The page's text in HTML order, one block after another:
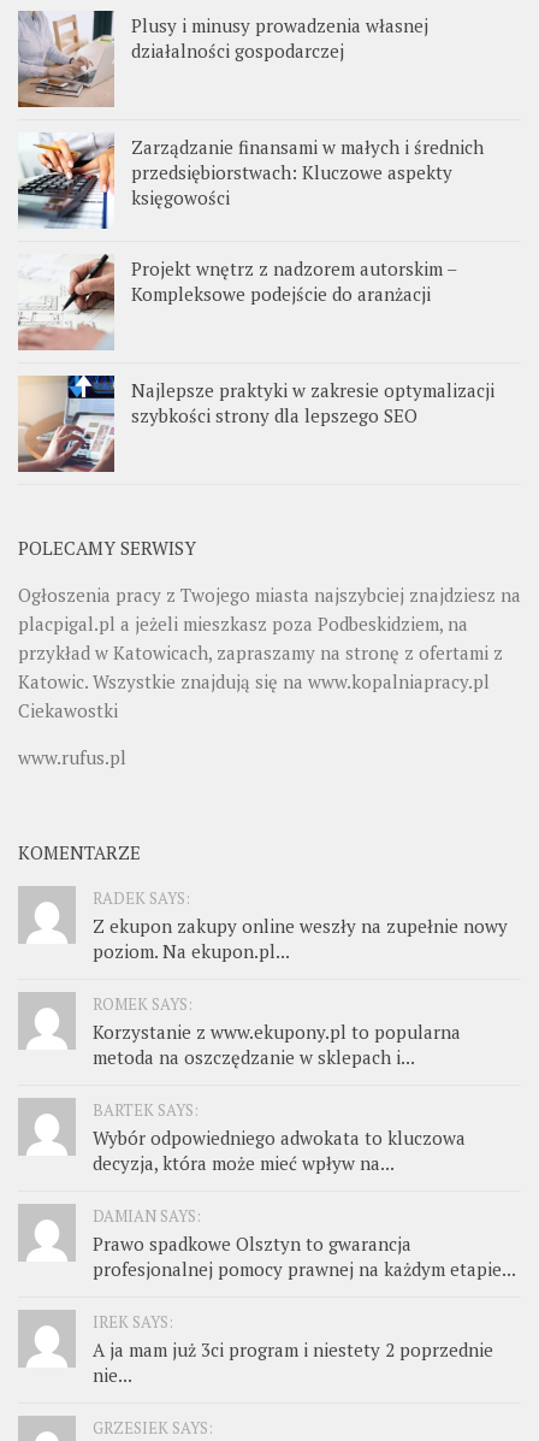
Plusy i minusy prowadzenia własnej
działalności gospodarczej
Zarządzanie finansami w małych i średnich
przedsiębiorstwach: Kluczowe aspekty
księgowości
Projekt wnętrz z nadzorem autorskim –
Kompleksowe podejście do aranżacji
Najlepsze praktyki w zakresie optymalizacji
szybkości strony dla lepszego SEO
POLECAMY SERWISY
Ogłoszenia pracy z Twojego miasta najszybciej znajdziesz na
placpigal.pl a jeżeli mieszkasz poza Podbeskidziem, na
przykład w Katowicach, zapraszamy na stronę z ofertami z
Katowic. Wszystkie znajdują się na www.kopalniapracy.pl
Ciekawostki
www.rufus.pl
KOMENTARZE
RADEK SAYS:
Z ekupon zakupy online weszły na zupełnie nowy
poziom. Na ekupon.pl...
ROMEK SAYS:
Korzystanie z www.ekupony.pl to popularna
metoda na oszczędzanie w sklepach i...
BARTEK SAYS:
Wybór odpowiedniego adwokata to kluczowa
decyzja, która może mieć wpływ na...
DAMIAN SAYS:
Prawo spadkowe Olsztyn to gwarancja
profesjonalnej pomocy prawnej na każdym etapie...
IREK SAYS:
A ja mam już 3ci program i niestety 2 poprzednie
nie...
GRZESIEK SAYS: